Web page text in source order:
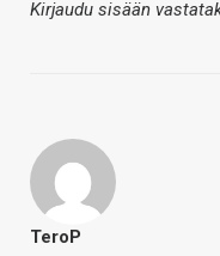
Kirjaudu sisään
TeroP